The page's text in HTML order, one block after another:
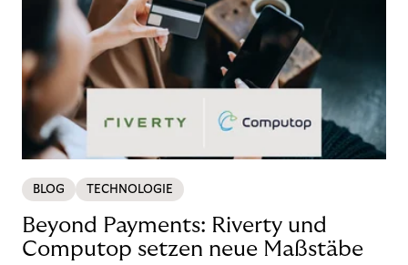
BLOG TECHNOLOGIE
Beyond Payments: Riverty und
Computop setzen neue Maßstäbe